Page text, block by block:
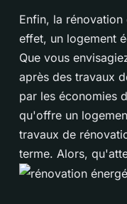
Enfin, la
effet, un logement
Que vous
après des travaux
par les économies
qu'offre un
travaux de
terme. Alors,